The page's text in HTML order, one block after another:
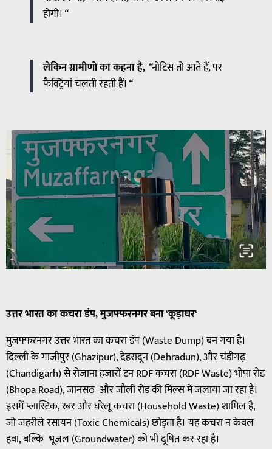
होगी। “
लेकिन ग्रामीणों का कहना है, “नोटिसतोआतेहैं,पर
फैक्ट्रियांचलतीरहतीहैं। “
उत्तरभारतकाकचराडंप,मुजफ्फरनगरबना‘कूड़ाघर‘
मुजफ्फरनगर उत्तर भारत का कचरा डंप (Waste Dump) बन गया है।
दिल्ली के गाजीपुर (Ghazipur), देहरादून (Dehradun), और चंडीगढ़
(Chandigarh) से रोजाना हजारों टन RDF कचरा (RDF Waste) भोपा रोड
(Bhopa Road), जानसठ और जौली रोड की मिल्स में जलाया जा रहा है।
इसमें प्लास्टिक, रबर और घरेलू कचरा (Household Waste) शामिल है,
जो जहरीले रसायन (Toxic Chemicals) छोड़ता है। यह कचरा न केवल
हवा, बल्कि भूजल (Groundwater) को भी दूषित कर रहा है।